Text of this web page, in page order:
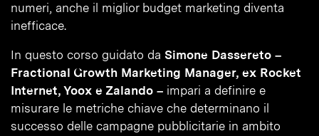
numeri, anche il miglior budget marketing diventa
inefficace.
In questo corso guidato da Simone Dassereto –
Fractional Growth Marketing Manager, ex Rocket
Internet, Yoox e Zalando – impari a definire e
misurare le metriche chiave che determinano il
successo delle campagne pubblicitarie in ambito